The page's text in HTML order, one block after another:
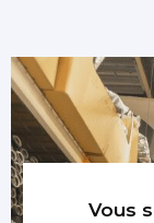
Vous